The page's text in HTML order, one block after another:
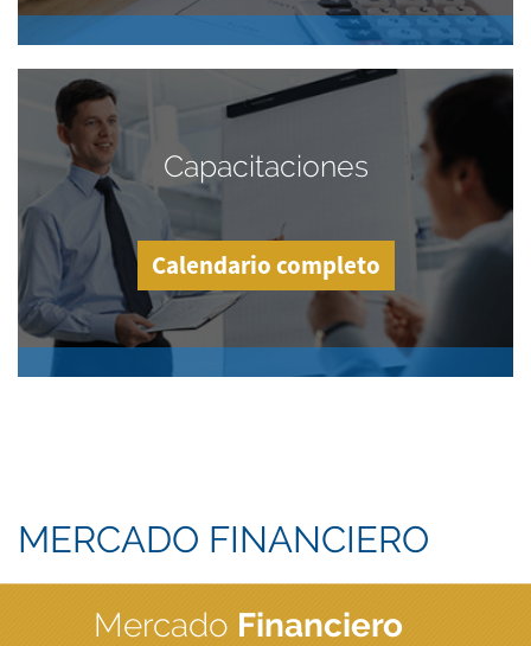
Capacitaciones
Calendario completo
MERCADO FINANCIERO
Mercado Financiero